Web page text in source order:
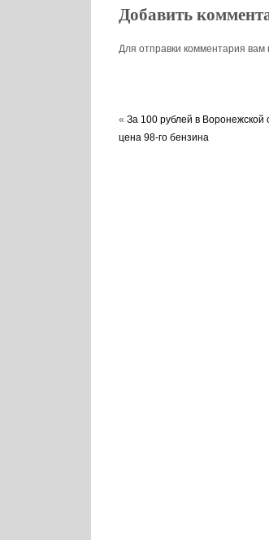
Добавить
Для отправки комментария
« За 100 рублей в Воронежской
цена 98-го бензина